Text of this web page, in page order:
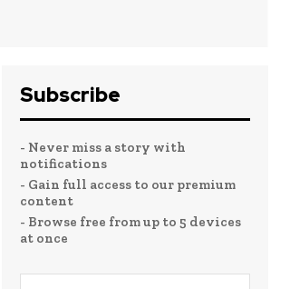
Subscribe
- Never miss a story with
notifications
- Gain full access to our premium
content
- Browse free from up to 5 devices
at once